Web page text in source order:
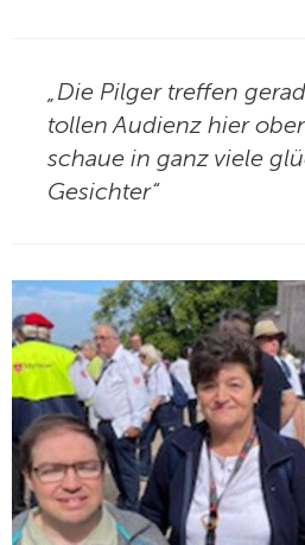
„Die Pilger treffen
tollen Audienz hier
schaue in ganz viele
Gesichter“